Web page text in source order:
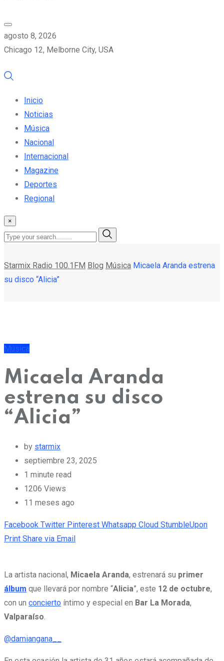
agosto 8, 2026
Chicago 12, Melborne City, USA
Inicio
Noticias
Música
Nacional
Internacional
Magazine
Deportes
Regional
×
Starmix Radio 100.1FM Blog Música Micaela Aranda estrena
su disco “Alicia”
Música
Micaela Aranda
estrena su disco
“Alicia”
by starmix
septiembre 23, 2025
1 minute read
1206 Views
11 meses ago
Facebook Twitter Pinterest Whatsapp Cloud StumbleUpon
Print Share via Email
La artista nacional, Micaela Aranda, estrenará su primer
álbum que llevará por nombre “Alicia”, este 12 de octubre,
con un concierto íntimo y especial en Bar La Morada,
Valparaíso
@damiangana__